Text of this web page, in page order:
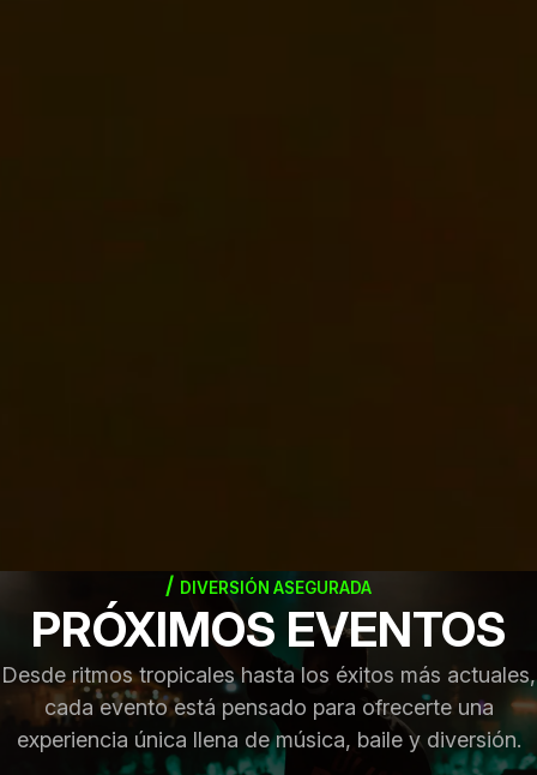
DIVERSIÓN ASEGURADA
PRÓXIMOS EVENTOS
Desde ritmos tropicales hasta los éxitos más actuales,
cada evento está pensado para ofrecerte una
experiencia única llena de música, baile y diversión.